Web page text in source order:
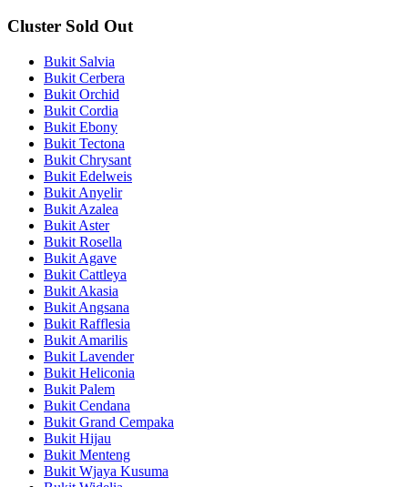
Cluster Sold Out
Bukit Salvia
Bukit Cerbera
Bukit Orchid
Bukit Cordia
Bukit Ebony
Bukit Tectona
Bukit Chrysant
Bukit Edelweis
Bukit Anyelir
Bukit Azalea
Bukit Aster
Bukit Rosella
Bukit Agave
Bukit Cattleya
Bukit Akasia
Bukit Angsana
Bukit Rafflesia
Bukit Amarilis
Bukit Lavender
Bukit Heliconia
Bukit Palem
Bukit Cendana
Bukit Grand Cempaka
Bukit Hijau
Bukit Menteng
Bukit Wjaya Kusuma